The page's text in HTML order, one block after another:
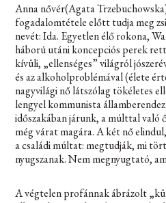
Anna nővér(Agata
fogadalomtétele előtt tudja meg
nevét: Ida. Egyetlen élő rokona,
háború utáni koncepciós perek
kívüli, „ellenséges” világról
és az alkoholproblémával (élete
nagyvilági nő látszólag tökéletes
lengyel kommunista
időszakában járunk, a múlttal való
még várat magára. A két nő
a családi múltat: megtudják, mi
nyugszanak. Nem megnyugtató,
A végtelen profánnak ábrázolt